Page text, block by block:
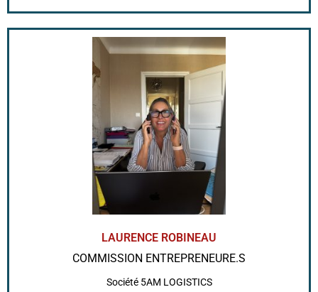
LAURENCE ROBINEAU
COMMISSION ENTREPRENEURE.S
Société 5AM LOGISTICS